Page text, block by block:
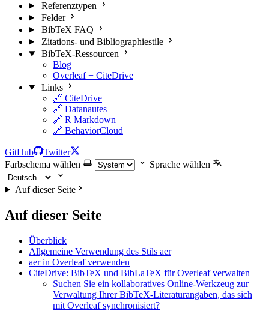
Referenztypen
Felder
BibTeX FAQ
Zitations- und Bibliographiestile
BibTeX-Ressourcen
Blog
Overleaf + CiteDrive
Links
🔗 CiteDrive
🔗 Datanautes
🔗 R Markdown
🔗 BehaviorCloud
GitHub
Twitter
Farbschema wählen
Sprache wählen
Auf dieser Seite
Auf dieser Seite
Überblick
Allgemeine Verwendung des Stils aer
aer in Overleaf verwenden
CiteDrive: BibTeX und BibLaTeX für Overleaf verwalten
Suchen Sie ein kollaboratives Online-Werkzeug zur
Verwaltung Ihrer BibTeX-Literaturangaben, das sich
mit Overleaf synchronisiert?